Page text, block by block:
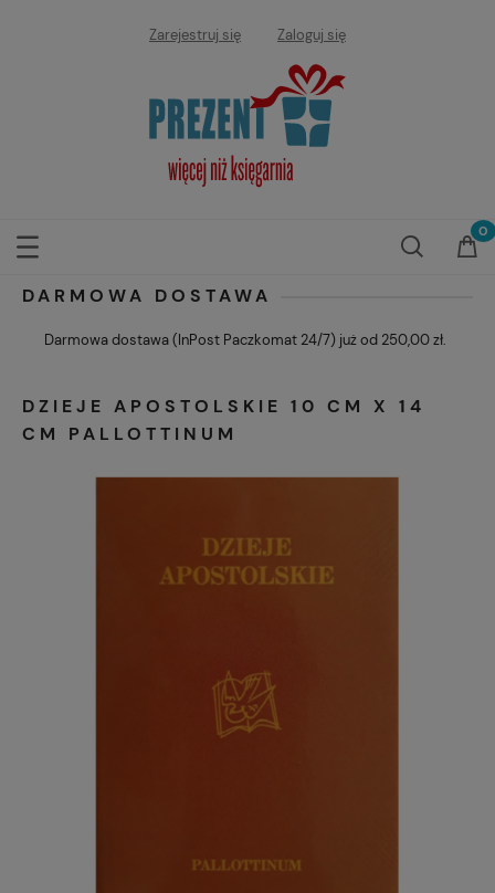
Zarejestruj się Zaloguj się
DARMOWA DOSTAWA
Darmowa dostawa (InPost Paczkomat 24/7) już od 250,00 zł.
DZIEJE APOSTOLSKIE 10 CM X 14
CM PALLOTTINUM